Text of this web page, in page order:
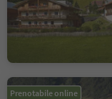
Prenotabile online